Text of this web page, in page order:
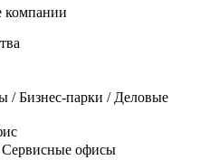
компании
/ Бизнес-парки / Деловые
офисы